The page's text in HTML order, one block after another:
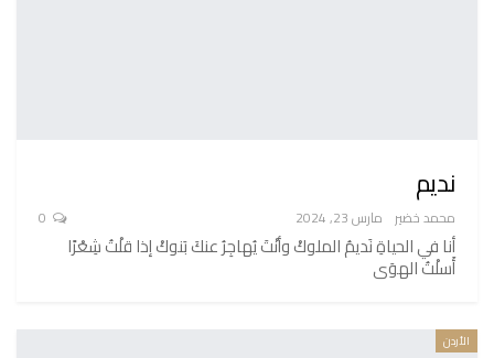
نديم
محمد خضير مارس 23, 2024
أنا في الحياةِ نَديمُ الملوكْ وأنْتَ يُهاجِرُ عنكَ بَنوكْ إذا قلْتُ شِعْرًا
أَسلْتُ الهوَى
الأردن